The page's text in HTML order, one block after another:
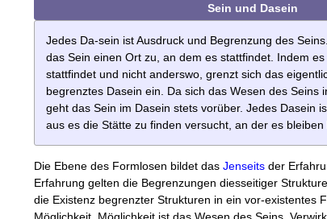
Sein und Dasein
Jedes Da-sein ist Ausdruck und Begrenzung des
das Sein einen Ort zu, an dem es stattfindet. Indem
stattfindet und nicht anderswo, grenzt sich das
begrenztes Dasein ein. Da sich das Wesen des Seins
geht das Sein im Dasein stets vorüber. Jedes Dasein
aus es die Stätte zu finden versucht, an der es bleiben
Die Ebene des Formlosen bildet das Jenseitsder
Erfahrung gelten die Begrenzungen diesseitiger
die Existenz begrenzter Strukturen in ein vor-existentes